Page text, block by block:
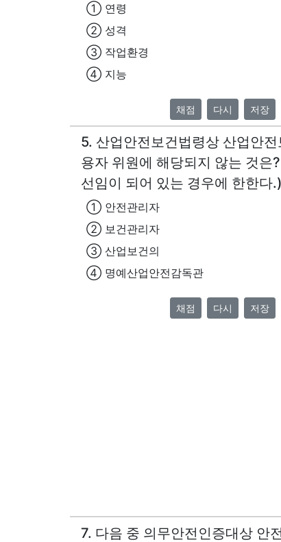
① 연령
② 성격
③ 작업환경
④ 지능
채점 다시 저장
5. 산업안전보건법령상 산업안
용자 위원에 해당되지 않는 것은
선임이 되어 있는 경우에 한한다.)
① 안전관리자
② 보건관리자
③ 산업보건의
④ 명예산업안전감독관
채점 다시 저장
7. 다음 중 의무안전인증대상 안